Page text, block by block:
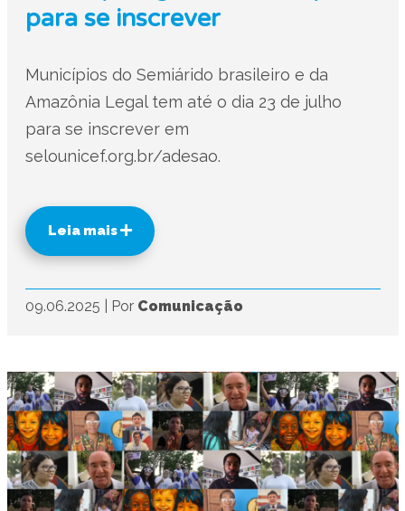
para se inscrever
Municípios do Semiárido brasileiro e da
Amazônia Legal tem até o dia 23 de julho
para se inscrever em
selounicef.org.br/adesao.
Leia mais
09.06.2025 Por Comunicação